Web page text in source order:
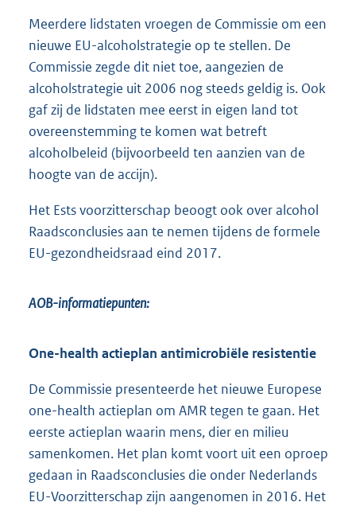
Meerdere lidstaten vroegen de Commissie om een
nieuwe EU-alcoholstrategie op te stellen. De
Commissie zegde dit niet toe, aangezien de
alcoholstrategie uit 2006 nog steeds geldig is. Ook
gaf zij de lidstaten mee eerst in eigen land tot
overeenstemming te komen wat betreft
alcoholbeleid (bijvoorbeeld ten aanzien van de
hoogte van de accijn).
Het Ests voorzitterschap beoogt ook over alcohol
Raadsconclusies aan te nemen tijdens de formele
EU-gezondheidsraad eind 2017.
AOB-informatiepunten:
One-health actieplan antimicrobiële resistentie
De Commissie presenteerde het nieuwe Europese
one-health actieplan om AMR tegen te gaan. Het
eerste actieplan waarin mens, dier en milieu
samenkomen. Het plan komt voort uit een oproep
gedaan in Raadsconclusies die onder Nederlands
EU-Voorzitterschap zijn aangenomen in 2016. Het